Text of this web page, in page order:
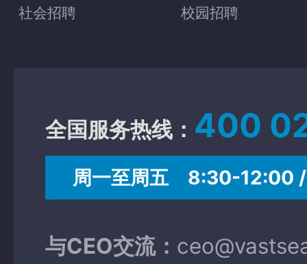
社会招聘 校园招聘
全国服务热线： 400
周一至周五 8:30-12:00
与CEO交流：